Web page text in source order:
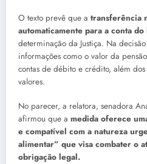
O texto prevê que a transferência
automaticamente para a conta
determinação da Justiça. Na
informações como o valor da
contas de débito e crédito, além
valores.
No parecer, a relatora, senadora
afirmou que a medida oferece
e compatível com a natureza
alimentar” que visa combater o
obrigação legal.